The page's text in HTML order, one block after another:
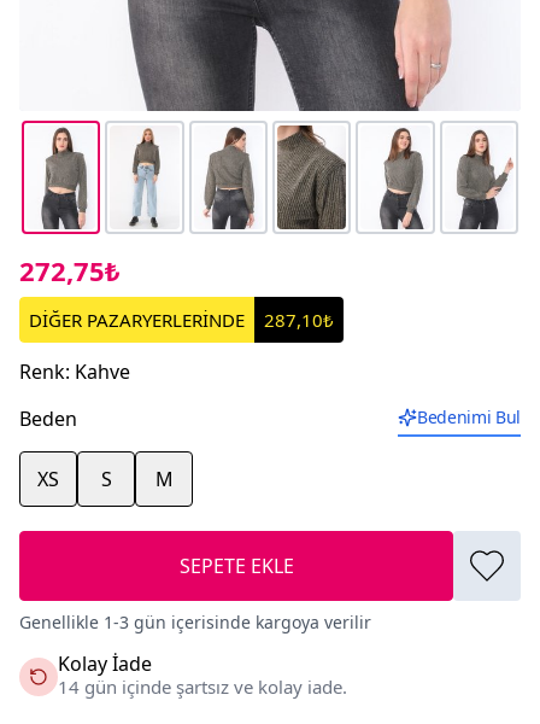
272,75₺
DİĞER PAZARYERLERİNDE 287,10₺
Renk: Kahve
Beden
Bedenimi Bul
XS S M
SEPETE EKLE
Genellikle 1-3 gün içerisinde kargoya verilir
Kolay İade
14 gün içinde şartsız ve kolay iade.